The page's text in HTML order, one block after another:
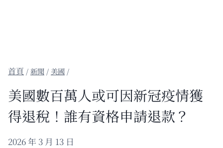
/新聞 / 美國 /
美國數百萬人或可因新冠疫情獲
得退稅！誰有資格申請退款？
2026 年 3 月 13 日